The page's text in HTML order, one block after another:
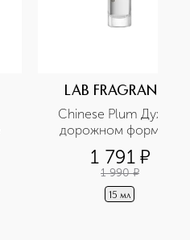
LAB FRAGRANCE
Chinese Plum Духи в
дорожном формате
1 791 ¤
1 990 ¤
15 мл